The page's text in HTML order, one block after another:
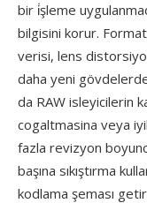
bir i̇şleme
bilgisini korur.
verisi, lens
daha yeni
da RAW isleyicilerin
cogaltmasina veya
fazla revizyon
başına sıkıştırma
kodlama şeması